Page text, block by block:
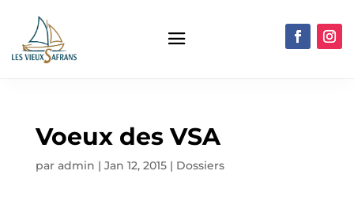
Voeux des VSA
par admin | Jan 12, 2015| Dossiers